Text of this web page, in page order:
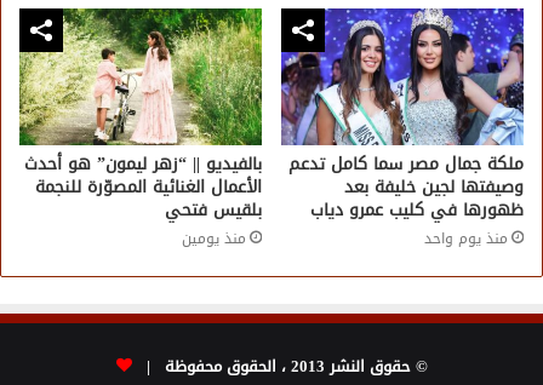
ملكة جمال مصر سما كامل تدعم
وصيفتها لجين خليفة بعد
ظهورها في كليب عمرو دياب
منذ يوم واحد
بالفيديو || “زهر ليمون” هو أحدث
الأعمال الغنائية المصوّرة للنجمة
بلقيس فتحي
منذ يومين
© حقوق النشر 2013 ، الحقوق محفوظة |